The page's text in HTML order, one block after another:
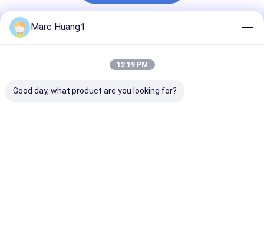
প্রস্তাবিত পণ্য
Marc Huang1
12:19 PM
Good day, what product are you looking for?